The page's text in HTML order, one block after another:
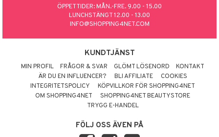
ÖPPETTIDER: MÅN.-FRE. 9.00 - 15.00
LUNCHSTÄNGT 12.00 - 13.00
INFO@SHOPPING4NET.COM
KUNDTJÄNST
MIN PROFIL FRÅGOR & SVAR GLÖMT LÖSENORD
KONTAKT
ÄR DU EN INFLUENCER?
BLI AFFILIATE
COOKIES
INTEGRITETSPOLICY
KÖPVILLKOR FÖR SHOPPING4NET
OM SHOPPING4NET
SHOPPING4NET BEAUTYSTORE
TRYGG E-HANDEL
FÖLJ OSS ÄVEN PÅ